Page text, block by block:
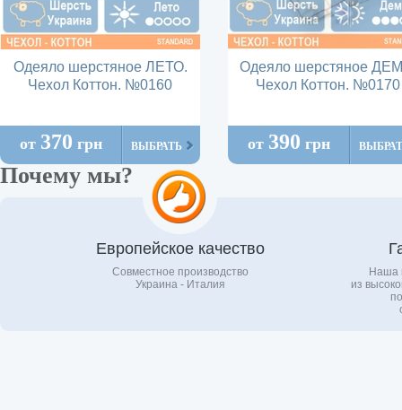
Одеяло шерстяное ЛЕТО.
Чехол Коттон. №0160
от 370 грн ВЫБРАТЬ
Одеяло шерстяное
Чехол Коттон. №0170
от 390 грн
Почему мы?
Европейское качество
Совместное производство
Украина - Италия
Наша
из